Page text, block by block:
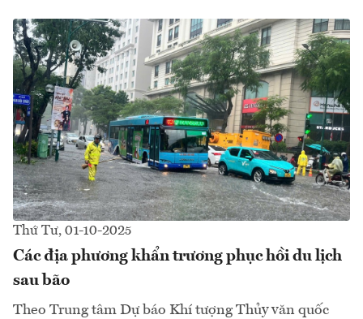
Thứ Tư, 01-10-2025
Các địa phương khẩn trương phục hồi du lịch
sau bão
Theo Trung tâm Dự báo Khí tượng Thủy văn quốc